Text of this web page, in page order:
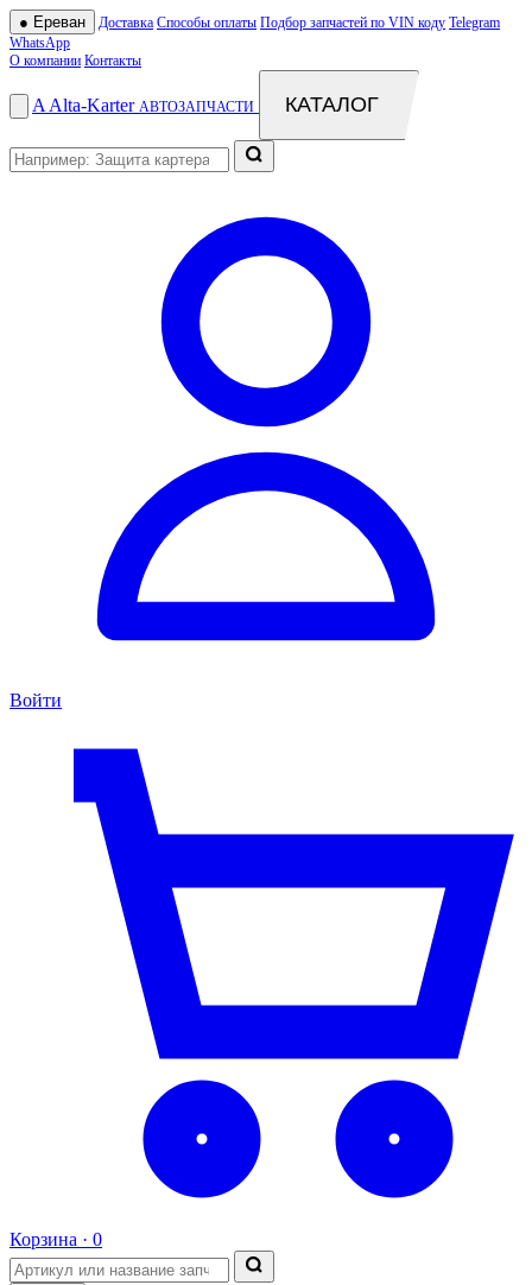
● Ереван Доставка Способы оплаты Подбор запчастей по VIN коду Telegram
WhatsApp
О компании Контакты
A Alta-Karter АВТОЗАПЧАСТИ КАТАЛОГ
Войти
Корзина · 0